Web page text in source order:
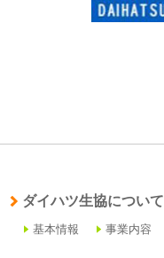
ダイハツ生協について
基本情報 事業内容